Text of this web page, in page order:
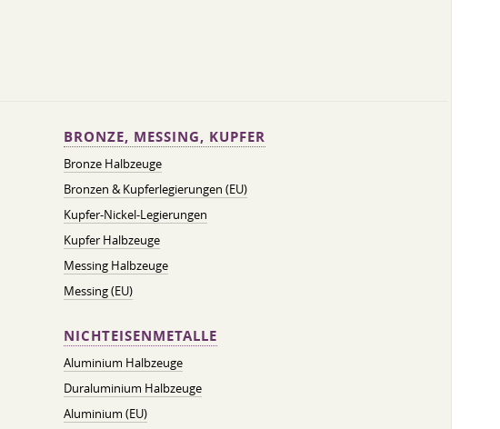
BRONZE, MESSING, KUPFER
Bronze Halbzeuge
Bronzen & Kupferlegierungen (EU)
Kupfer-Nickel-Legierungen
Kupfer Halbzeuge
Messing Halbzeuge
Messing (EU)
NICHTEISENMETALLE
Aluminium Halbzeuge
Duraluminium Halbzeuge
Aluminium (EU)